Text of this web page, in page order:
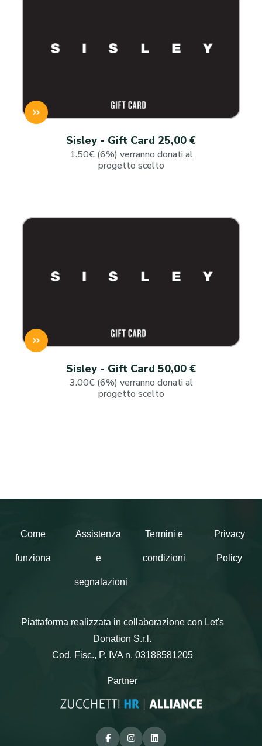
Sisley - Gift Card 25,00 €
1.50€ (6%) verranno donati al
progetto scelto
Sisley - Gift Card 50,00 €
3.00€ (6%) verranno donati al
progetto scelto
Come
funziona
Assistenza
e
segnalazioni
Termini e
condizioni
Privacy
Policy
Piattaforma realizzata in collaborazione con Let's
Donation S.r.l.
Cod. Fisc., P. IVA n. 03188581205
Partner